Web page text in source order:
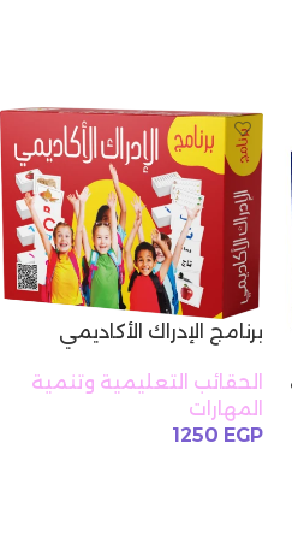
برنامج الإدراك الأكاديمي
الحقائب التعليمية وتنمية
المهارات
1250 EGP